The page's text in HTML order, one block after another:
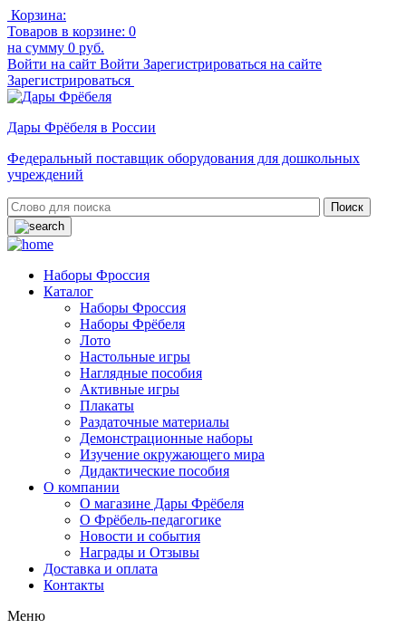
Корзина:
Товаров в корзине: 0
на сумму 0 руб.
Войти на сайт Войти Зарегистрироваться на сайте
Зарегистрироваться
Дары Фрёбеля в России
Федеральный поставщик оборудования для дошкольных
учреждений
Наборы Фроссия
Каталог
Наборы Фроссия
Наборы Фрёбеля
Лото
Настольные игры
Наглядные пособия
Активные игры
Плакаты
Раздаточные материалы
Демонстрационные наборы
Изучение окружающего мира
Дидактические пособия
О компании
О магазине Дары Фрёбеля
О Фрёбель-педагогике
Новости и события
Награды и Отзывы
Доставка и оплата
Контакты
Меню